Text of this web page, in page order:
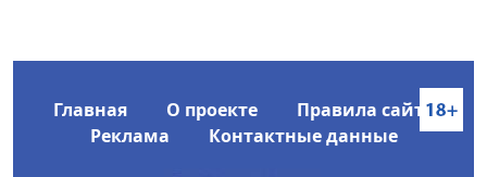
Главная О проекте
Правила сайта
Реклама
Контактные данные